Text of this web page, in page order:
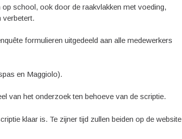
school, ook door de raakvlakken met voeding,
verbetert.
formulieren uitgedeeld aan alle medewerkers
en Maggiolo).
van het onderzoek ten behoeve van de scriptie.
klaar is. Te zijner tijd zullen beiden op de website